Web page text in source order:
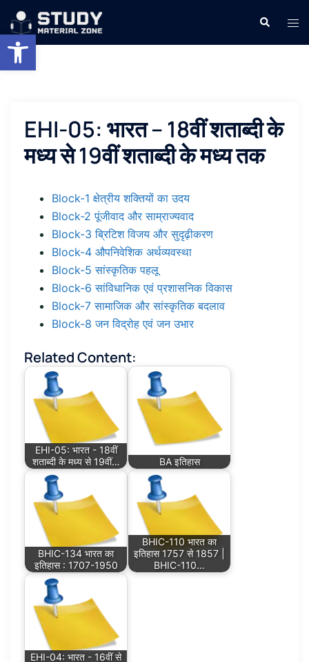
Open toolbar
Skip
content
Search
EHI-05: भारत – 18वीं शताब्दी के
मध्य से 19वीं शताब्दी के मध्य तक
Block-1 क्षेत्रीय शक्तियों का उदय
Block-2 पूंजीवाद और साम्राज्यवाद
Block-3 ब्रिटिश विजय और सुदृढ़ीकरण
Block-4 औपनिवेशिक अर्थव्यवस्था
Block-5 सांस्कृतिक पहलू
Block-6 सांविधानिक एवं प्रशासनिक विकास
Block-7 सामाजिक और सांस्कृतिक बदलाव
Block-8 जन विद्रोह एवं जन उभार
Related Content:
EHI-05: भारत - 18वीं
शताब्दी के मध्य से 19वीं…
BA इतिहास
BHIC-134 भारत का
इतिहास : 1707-1950
BHIC-110 भारत का
इतिहास 1757 से 1857 |
BHIC-110…
EHI-04: भारत - 16वीं से